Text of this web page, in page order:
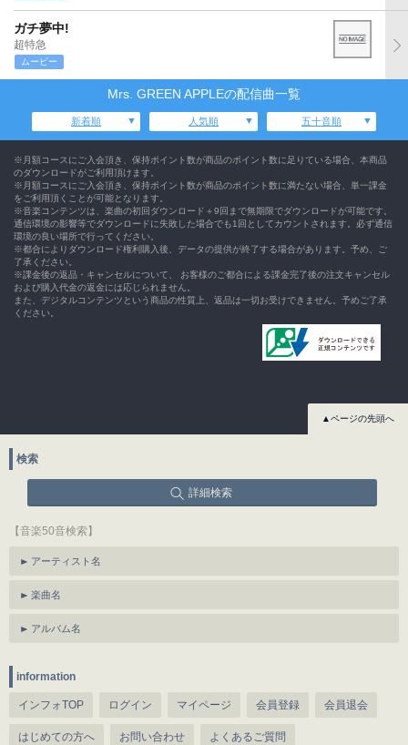
ガチ夢中!
超特急
ムービー
Mrs. GREEN APPLEの配信曲一覧
新着順 人気順 五十音順
※月額コースにご入会頂き、保持ポイント数が商品のポイント数に足りている場合、本商品
のダウンロードがご利用頂けます。
※月額コースにご入会頂き、保持ポイント数が商品のポイント数に満たない場合、単一課金
をご利用頂くことが可能となります。
※音楽コンテンツは、楽曲の初回ダウンロード＋9回まで無期限でダウンロードが可能です。
通信環境の影響等でダウンロードに失敗した場合でも1回としてカウントされます。必ず通信
環境の良い場所で行ってください。
※都合によりダウンロード権利購入後、データの提供が終了する場合があります。予め、ご
了承ください。
※課金後の返品・キャンセルについて、 お客様のご都合による課金完了後の注文キャンセル
および購入代金の返金には応じられません。
また、デジタルコンテンツという商品の性質上、返品は一切お受けできません。予めご了承
ください。
▲ページの先頭へ
検索
詳細検索
【音楽50音検索】
アーティスト名
楽曲名
アルバム名
information
インフォTOP ログイン マイページ 会員登録 会員退会
はじめての方へ お問い合わせ よくあるご質問